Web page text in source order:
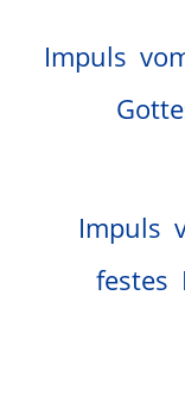
Impuls
Impuls
festes